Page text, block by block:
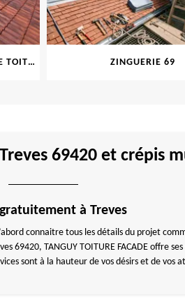
NETTOYAGE ET DÉMOUSSAGE DE TOITURE ET FAÇADE 69 ZINGUERIE 69
69420 et crépis
à Treves
connaitre tous les détails du projet
TANGUY TOITURE FACADE offre
sont à la hauteur de vos désirs et de vos